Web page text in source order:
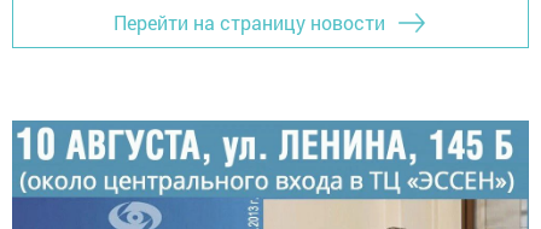
Перейти на страницу новости